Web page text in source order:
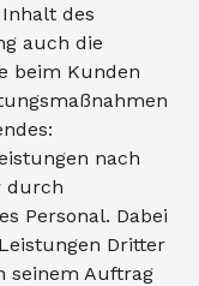
des
auch die
beim Kunden
nach
durch
Personal. Dabei
Dritter
seinem Auftrag